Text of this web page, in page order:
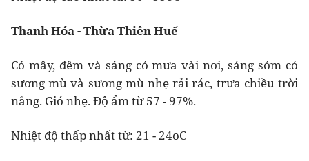
Thanh Hóa - Thừa Thiên Huế
Có mây, đêm và sáng có mưa vài nơi, sáng sớm có
sương mù và sương mù nhẹ rải rác, trưa chiều trời
nắng. Gió nhẹ. Độ ẩm từ 57 - 97%.
Nhiệt độ thấp nhất từ: 21 - 24oC